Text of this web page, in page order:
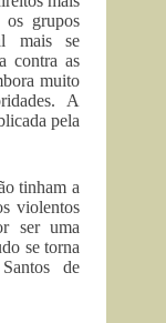
grupos
mais se
contra as
muito
A
pela
tinham a
violentos
ser uma
se torna
de